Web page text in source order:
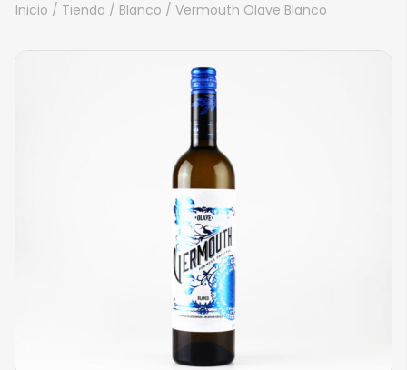
Inicio / Tienda / Blanco / Vermouth Olave Blanco